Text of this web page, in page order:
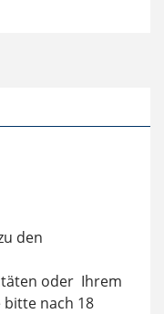
den
oder Ihrem
bitte nach 18